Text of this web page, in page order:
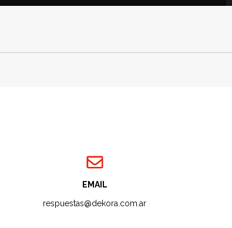
EMAIL
respuestas@dekora.com.ar